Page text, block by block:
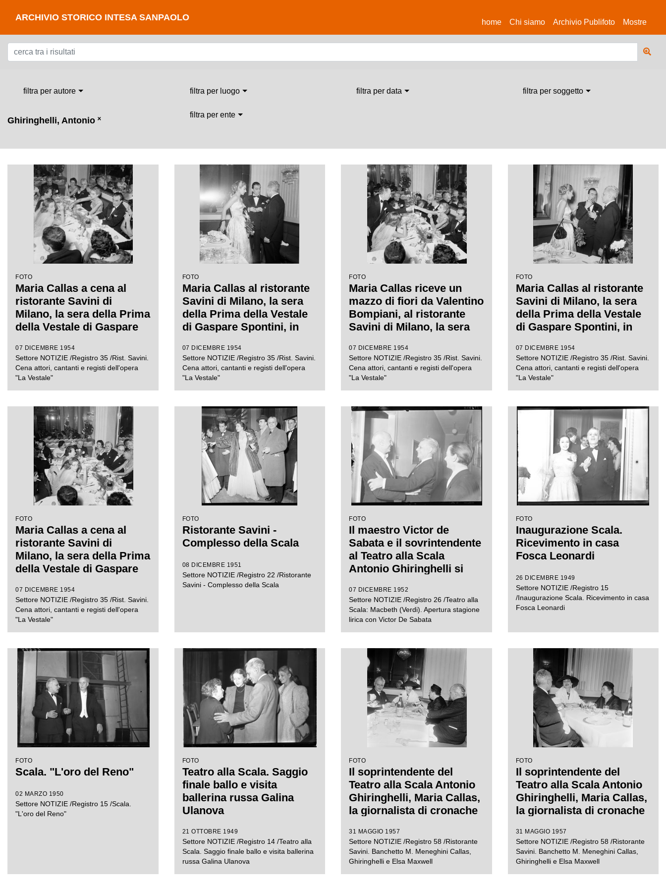
ARCHIVIO STORICO INTESA SANPAOLO home(current)
Chi siamo Archivio Publifoto Mostre
filtra per autore filtra per luogo filtra per data filtra per soggetto
Ghiringhelli, Antonio ˟
filtra per ente
FOTO
Maria Callas a cena al
ristorante Savini di
Milano, la sera della Prima
della Vestale di Gaspare
il regista Luchino
Visconti, di fronte a lei
Emanuela di Castelbarco
Toscanini, a capo tavola il
marito Giovanni Battista
Meneghini, e quinto da
destra il soprintendente
del Teatro alla Scala
Antonio Ghiringhelli
07 DICEMBRE 1954
Settore NOTIZIE /Registro 35 /Rist. Savini.
Cena attori, cantanti e registi dell'opera
"La Vestale"
FOTO
Maria Callas al ristorante
Savini di Milano, la sera
della Prima della Vestale
di Gaspare Spontini, in
Luchino Visconti e del
soprintendente del Teatro
alla Scala Antonio
Ghiringhelli
07 DICEMBRE 1954
Settore NOTIZIE /Registro 35 /Rist. Savini.
Cena attori, cantanti e registi dell'opera
"La Vestale"
FOTO
Maria Callas riceve un
mazzo di fiori da Valentino
Bompiani, al ristorante
Savini di Milano, la sera
di Gaspare Spontini. Alla
sua sinistra il regista
Luchino Visconti, a capo
tavola il marito Giovanni
Battista Meneghini, a
sinistra del quale è seduto
il soprintendente del
Teatro alla Scala Antonio
Ghiringhelli
07 DICEMBRE 1954
Settore NOTIZIE /Registro 35 /Rist. Savini.
Cena attori, cantanti e registi dell'opera
"La Vestale"
FOTO
Maria Callas al ristorante
Savini di Milano, la sera
della Prima della Vestale
di Gaspare Spontini, in
Luchino Visconti e del
soprintendente del Teatro
alla Scala Antonio
Ghiringhelli
07 DICEMBRE 1954
Settore NOTIZIE /Registro 35 /Rist. Savini.
Cena attori, cantanti e registi dell'opera
"La Vestale"
FOTO
Maria Callas a cena al
ristorante Savini di
Milano, la sera della Prima
della Vestale di Gaspare
il regista Luchino
Visconti, di fronte a lei
Emanuela di Castelbarco
Toscanini, a capo tavola il
marito Giovanni Battista
Meneghini, e quinto da
destra il soprintendente
del Teatro alla Scala
Antonio Ghiringhelli
07 DICEMBRE 1954
Settore NOTIZIE /Registro 35 /Rist. Savini.
Cena attori, cantanti e registi dell'opera
"La Vestale"
FOTO
Ristorante Savini -
Complesso della Scala
08 DICEMBRE 1951
Settore NOTIZIE /Registro 22 /Ristorante
Savini - Complesso della Scala
FOTO
Il maestro Victor de
Sabata e il sovrintendente
al Teatro alla Scala
Antonio Ghiringhelli si
della serata inaugurale
della stagione lirica 1952-
1953 scaligera con l'opera
"Macbeth", di Giuseppe
Verdi, diretta dallo stesso
de Sabata, con la regia di
Carl Ebert
07 DICEMBRE 1952
Settore NOTIZIE /Registro 26 /Teatro alla
Scala: Macbeth (Verdi). Apertura stagione
lirica con Victor De Sabata
FOTO
Inaugurazione Scala.
Ricevimento in casa
Fosca Leonardi
26 DICEMBRE 1949
Settore NOTIZIE /Registro 15
/Inaugurazione Scala. Ricevimento in casa
Fosca Leonardi
FOTO
Scala. "L'oro del Reno"
02 MARZO 1950
Settore NOTIZIE /Registro 15 /Scala.
"L'oro del Reno"
FOTO
Teatro alla Scala. Saggio
finale ballo e visita
ballerina russa Galina
Ulanova
21 OTTOBRE 1949
Settore NOTIZIE /Registro 14 /Teatro alla
Scala. Saggio finale ballo e visita ballerina
russa Galina Ulanova
FOTO
Il soprintendente del
Teatro alla Scala Antonio
Ghiringhelli, Maria Callas,
la giornalista di cronache
marito della soprano
Giovanni Battista
Meneghini al ristorante
Savini a Milano
31 MAGGIO 1957
Settore NOTIZIE /Registro 58 /Ristorante
Savini. Banchetto M. Meneghini Callas,
Ghiringhelli e Elsa Maxwell
FOTO
Il soprintendente del
Teatro alla Scala Antonio
Ghiringhelli, Maria Callas,
la giornalista di cronache
ristorante Savini a Milano
31 MAGGIO 1957
Settore NOTIZIE /Registro 58 /Ristorante
Savini. Banchetto M. Meneghini Callas,
Ghiringhelli e Elsa Maxwell